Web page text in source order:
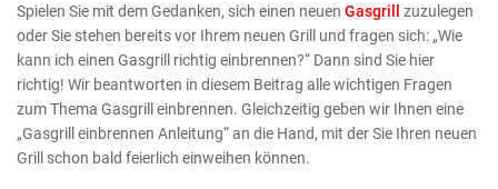
Spielen Sie mit dem Gedanken, sich einen neuen Gasgrill
zuzulegen
oder Sie stehen bereits vor Ihrem neuen Grill und fragen sich: „Wie
kann ich einen Gasgrill richtig einbrennen?“ Dann sind Sie hier
richtig! Wir beantworten in diesem Beitrag alle wichtigen Fragen
zum Thema Gasgrill einbrennen. Gleichzeitig geben wir Ihnen eine
„Gasgrill einbrennen Anleitung“ an die Hand, mit der Sie Ihren neuen
Grill schon bald feierlich einweihen können.